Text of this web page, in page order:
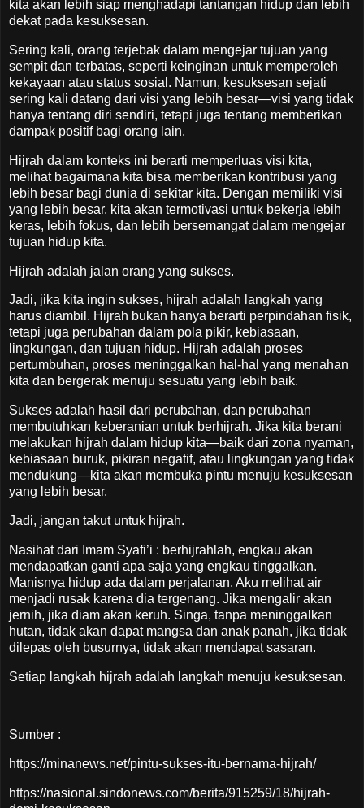
kita akan lebih siap menghadapi tantangan hidup dan lebih
dekat pada kesuksesan.
Sering kali, orang terjebak dalam mengejar tujuan yang
sempit dan terbatas, seperti keinginan untuk memperoleh
kekayaan atau status sosial. Namun, kesuksesan sejati
sering kali datang dari visi yang lebih besar—visi yang tidak
hanya tentang diri sendiri, tetapi juga tentang memberikan
dampak positif bagi orang lain.
Hijrah dalam konteks ini berarti memperluas visi kita,
melihat bagaimana kita bisa memberikan kontribusi yang
lebih besar bagi dunia di sekitar kita. Dengan memiliki visi
yang lebih besar, kita akan termotivasi untuk bekerja lebih
keras, lebih fokus, dan lebih bersemangat dalam mengejar
tujuan hidup kita.
Hijrah adalah jalan orang yang sukses.
Jadi, jika kita ingin sukses, hijrah adalah langkah yang
harus diambil. Hijrah bukan hanya berarti perpindahan fisik,
tetapi juga perubahan dalam pola pikir, kebiasaan,
lingkungan, dan tujuan hidup. Hijrah adalah proses
pertumbuhan, proses meninggalkan hal-hal yang menahan
kita dan bergerak menuju sesuatu yang lebih baik.
Sukses adalah hasil dari perubahan, dan perubahan
membutuhkan keberanian untuk berhijrah. Jika kita berani
melakukan hijrah dalam hidup kita—baik dari zona nyaman,
kebiasaan buruk, pikiran negatif, atau lingkungan yang tidak
mendukung—kita akan membuka pintu menuju kesuksesan
yang lebih besar.
Jadi, jangan takut untuk hijrah.
Nasihat dari Imam Syafi’i : berhijrahlah, engkau akan
mendapatkan ganti apa saja yang engkau tinggalkan.
Manisnya hidup ada dalam perjalanan. Aku melihat air
menjadi rusak karena dia tergenang. Jika mengalir akan
jernih, jika diam akan keruh. Singa, tanpa meninggalkan
hutan, tidak akan dapat mangsa dan anak panah, jika tidak
dilepas oleh busurnya, tidak akan mendapat sasaran.
Setiap langkah hijrah adalah langkah menuju kesuksesan.
Sumber :
https://minanews.net/pintu-sukses-itu-bernama-hijrah/
https://nasional.sindonews.com/berita/915259/18/hijrah-